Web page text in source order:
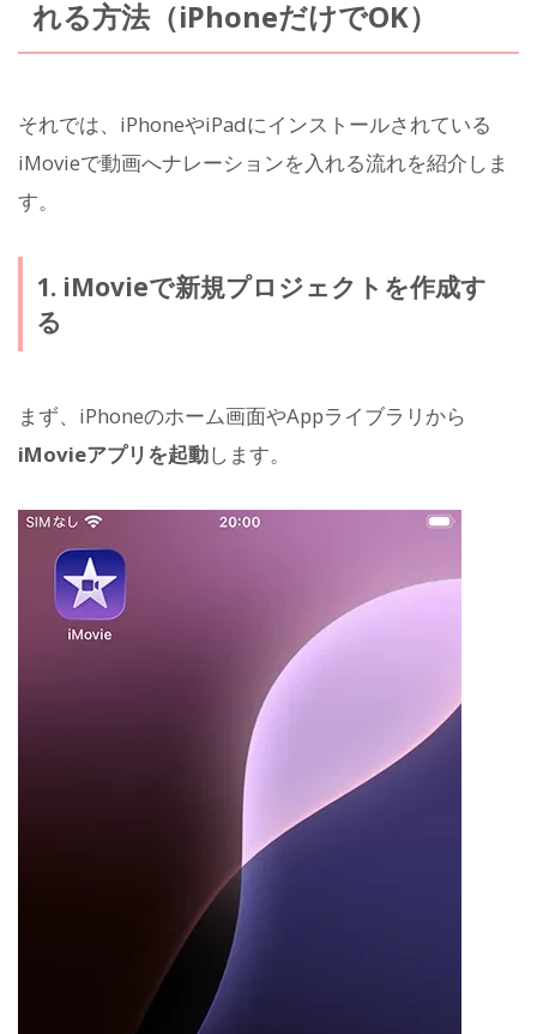
れる方法（iPhoneだけでOK）
それでは、iPhoneやiPadにインストールされている
iMovieで動画へナレーションを入れる流れを紹介しま
す。
1. iMovieで新規プロジェクトを作成す
る
まず、iPhoneのホーム画面やAppライブラリから
iMovieアプリを起動します。